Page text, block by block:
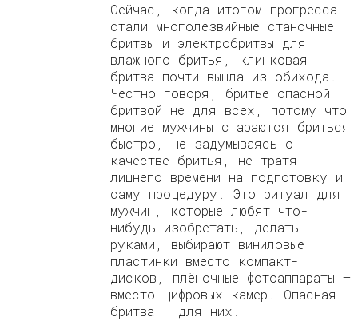
Сейчас, когда итогом прогресса
стали многолезвийные станочные
бритвы и электробритвы для
влажного бритья, клинковая
бритва почти вышла из обихода.
Честно говоря, бритьё опасной
бритвой не для всех, потому что
многие мужчины стараются бриться
быстро, не задумываясь о
качестве бритья, не тратя
лишнего времени на подготовку и
саму процедуру. Это ритуал для
мужчин, которые любят что-
нибудь изобретать, делать
руками, выбирают виниловые
пластинки вместо компакт-
дисков, плёночные фотоаппараты —
вместо цифровых камер. Опасная
бритва — для них.